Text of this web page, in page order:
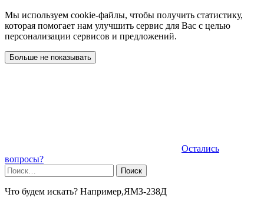
Мы используем cookie-файлы, чтобы получить статистику,
которая помогает нам улучшить сервис для Вас с целью
персонализации сервисов и предложений.
Больше не показывать
Остались
вопросы?
Найти:
Что будем искать? Например,ЯМЗ-238Д